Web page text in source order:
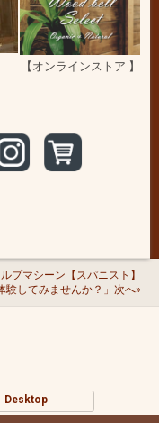
【オンラインストア 】
ルプマシーン【スパニスト】
験してみませんか？」次へ»
Desktop